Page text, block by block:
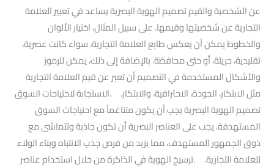
عن الشخصية والقيم تصميم الهوية البصرية يساعد في تعبير العلامة
التجارية عن شخصيتها وقيمها. على سبيل المثال، اختيار الألوان
والخطوط يمكن أن يعكس طابع العلامة التجارية، سواء كانت عصرية،
تقليدية، جريئة، أو حتى محافظة. بالإضافة إلى ذلك، يمكن للرموز
والأشكال المستخدمة في التصميم أن تعبر عن قيم العلامة التجارية
مثل الابتكار، الجودة، الاحترافية، والابتكار. .الاستجابة لاحتياجات السوق
تصميم الهوية البصرية يجب أن يكون متناغماً مع احتياجات السوق
المستهدفة. يجب على العناصر البصرية أن تكون جاذبة وتتماشى مع
ذوق الجمهور المستهدف، مما يزيد من فرص جذب الانتباه وبناء الولاء
للعلامة التجارية. .ترسيخ الهوية في الذاكرة من خلال استخدام عناصر